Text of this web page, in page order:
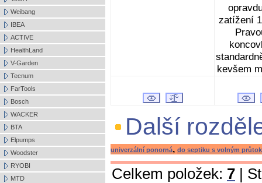
Weibang
IBEA
ACTIVE
HealthLand
V-Garden
Tecnum
FarTools
Bosch
WACKER
BTA
Elpumps
Woodster
RYOBI
MTD
zatížení
kevšem
Další
univerzální ponorná, do septiku s volným
Celkem položek: 7 |